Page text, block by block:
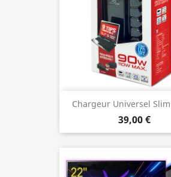
Chargeur Universel
39,00 €